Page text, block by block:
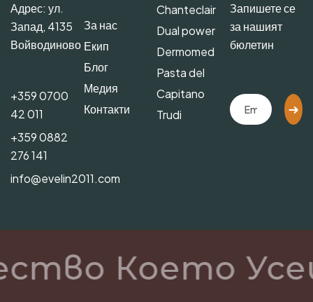
Адрес: ул.
Запад, 4135
Войводиново
+359 0700
42 011
+359 0882
276 141
info@evelin2011.com
За нас
Екип
Блог
Медия
Контакти
Chanteclair
Dual power
Dermomed
Pasta del
Capitano
Trudi
Запишете се
за нашият
бюлетин
Което